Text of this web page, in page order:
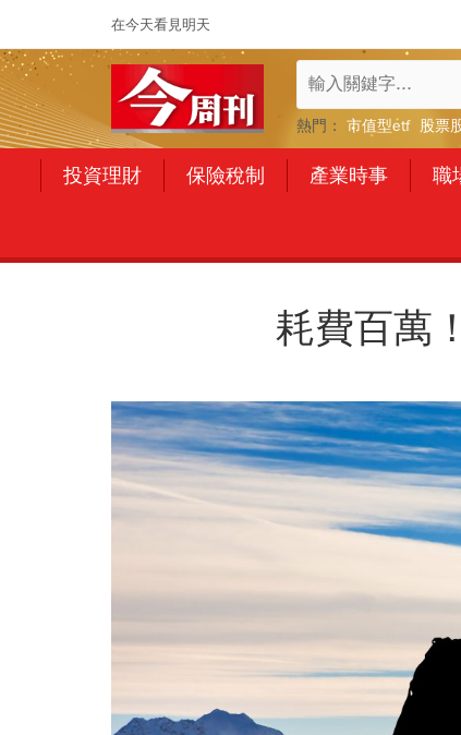
在今天看見明天
熱門： 市值型etf 股票
投資理財 保險稅制 產業時事 職
耗費百萬